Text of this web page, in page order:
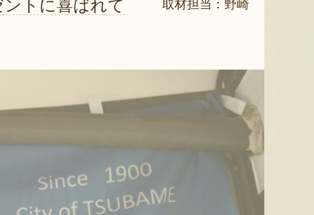
取材担当：野崎
トに喜ばれて